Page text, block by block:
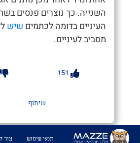
השנייה. כך נוצרים פנסים
העיניים בדומה לכתמים שיש
מסביב לעיניים.
151
שיתוף
תנאי שימוש צור